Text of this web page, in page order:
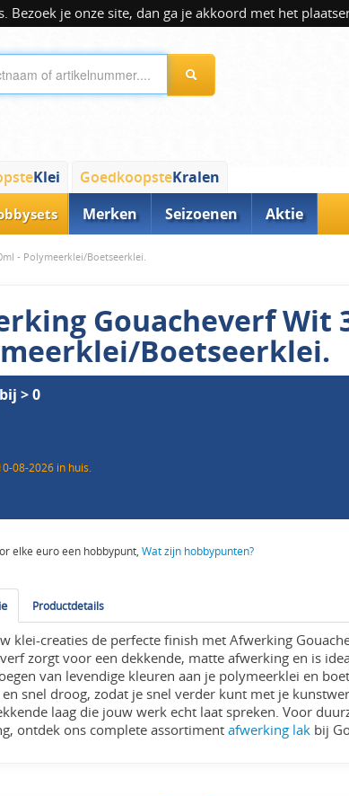
je onze site, dan ga je akkoord met het
Klei GoedkoopsteKralen
Merken Seizoenen Aktie
- Polymeerklei/Boetseerklei.
Gouacheverf Wit
Boetseerklei.
> 0
08-2026 in huis.
elke euro een hobbypunt,Wat zijn hobbypunten?
Productdetails
klei-creaties de perfecte finish met Afwerking
zorgt voor een dekkende, matte afwerking en is
van levendige kleuren aan je polymeerklei en
snel droog, zodat je snel verder kunt met je
laag die jouw werk echt laat spreken. Voor
ontdek ons complete assortimentafwerking lak bij